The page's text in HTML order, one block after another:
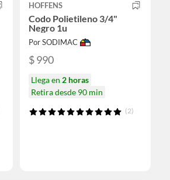
HOFFENS
Codo Polietileno 3/4"
Negro 1u
Por SODIMAC
$ 990
Llega en 2 horas
Retira desde 90 min
(2)